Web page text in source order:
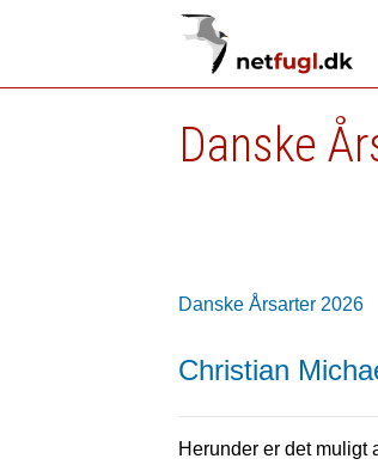
Danske
Danske Årsarter 2026
Christian
Herunder er det muligt